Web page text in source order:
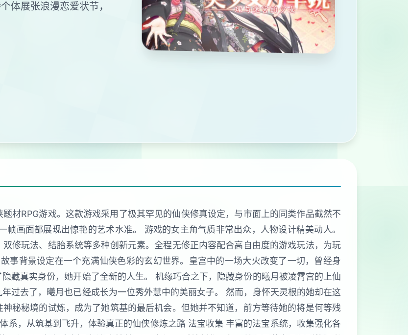
体展张浪漫恋爱状节，
材RPG游戏。这款游戏采用了极其罕见的仙侠修真设定，与市面上的同类作品截然不
帧画面都展现出惊艳的艺术水准。 游戏的女主角气质非常出众，人物设计精美动人。
修玩法、结胎系统等多种创新元素。全程无修正内容配合高自由度的游戏玩法，为玩
事背景设定在一个充满仙侠色彩的玄幻世界。皇宫中的一场大火改变了一切，曾经身
藏真实身份，她开始了全新的人生。 机缘巧合之下，隐藏身份的曦月被凌霄宫的上仙
过去了，曦月也已经成长为一位秀外慧中的美丽女子。 然而，身怀天灵根的她却在这
秘秘境的试炼，成为了她筑基的最后机会。但她并不知道，前方等待她的将是何等残
系，从筑基到飞升，体验真正的仙侠修炼之路 法宝收集 丰富的法宝系统，收集强化各